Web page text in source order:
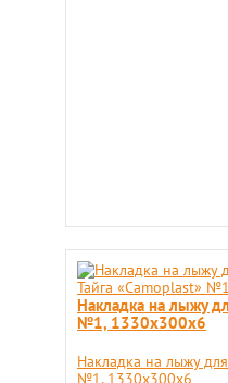
Накладка на лыжу
№1, 1330х300х6
Накладка на лыжу
№1, 1330х300х6